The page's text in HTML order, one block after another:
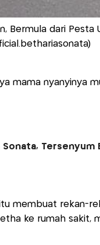
Bermula dari Pesta
mama nyanyinya
Tersenyum
membuat rekan-
ke rumah sakit,